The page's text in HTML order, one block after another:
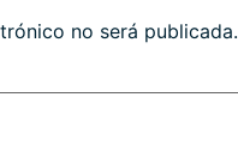
no será publicada.